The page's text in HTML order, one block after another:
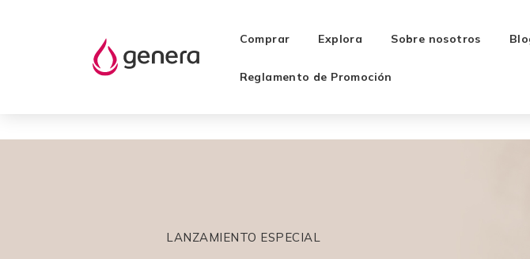
Comprar Explora Sobre nosotros
Reglamento de Promoción
LANZAMIENTO ESPECIAL